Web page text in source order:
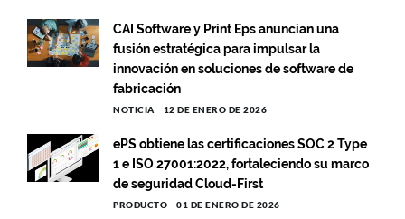
CAI Software y Print Eps anuncian una
fusión estratégica para impulsar la
innovación en soluciones de software de
fabricación
NOTICIA 12 DE ENERO DE 2026
ePS obtiene las certificaciones SOC 2 Type
1 e ISO 27001:2022, fortaleciendo su marco
de seguridad Cloud-First
PRODUCTO 01 DE ENERO DE 2026